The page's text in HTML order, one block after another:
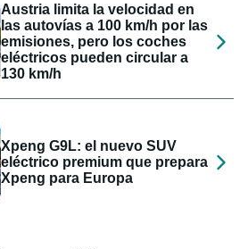
Austria limita la velocidad en
las autovías a 100 km/h por las
emisiones, pero los coches
eléctricos pueden circular a
130 km/h
Xpeng G9L: el nuevo SUV
eléctrico premium que prepara
Xpeng para Europa